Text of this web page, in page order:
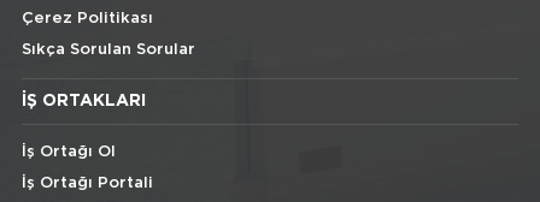
Çerez Politikası
Sıkça Sorulan Sorular
İŞ ORTAKLARI
İş Ortağı Ol
İş Ortağı Portali